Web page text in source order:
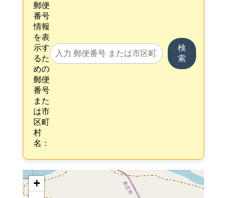
郵便
番号
情報
を表
示す
るた
めの
郵便
番号
また
は市
区町
村
名：
検
索
+